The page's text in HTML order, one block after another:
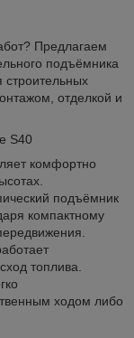
Предлагаем
подъёмника
строительных
отделкой и
S40
комфортно
подъёмник
компактному
топлива.
ходом либо